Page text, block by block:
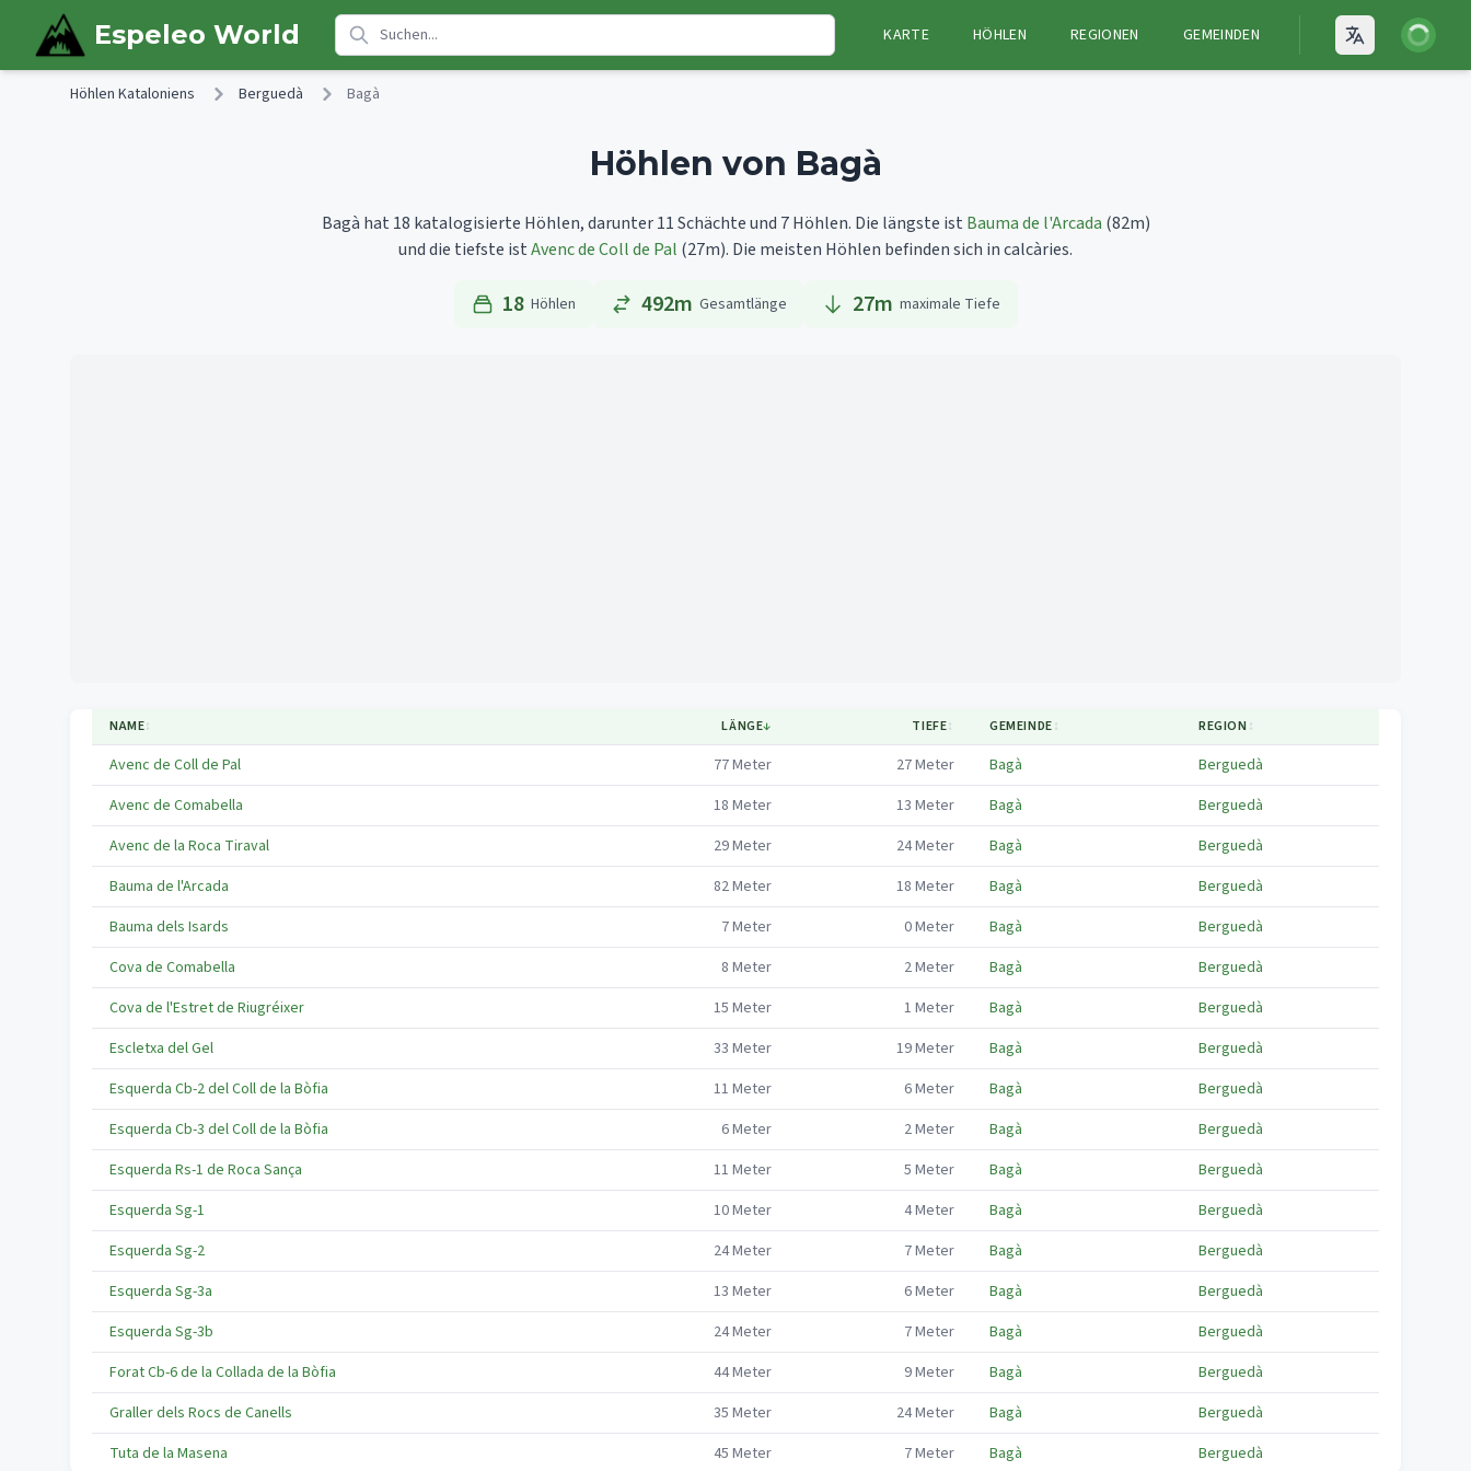
Skip to main content
Espeleo World KARTE HÖHLEN REGIONEN GEMEINDEN Open
Anmelden
Höhlen Kataloniens Berguedà Bagà
Höhlen von Bagà
Bagà hat 18 katalogisierte Höhlen, darunter 11 Schächte und 7 Höhlen. Die längste ist Bauma de l'Arcada (82m)
und die tiefste istAvenc de Coll de Pal (27m). Die meisten Höhlen befinden sich in calcàries.
18 Höhlen 492m Gesamtlänge 27m maximale Tiefe
NAME↕ LÄNGE↓ TIEFE↕ GEMEINDE↕ REGION ↕
Avenc de Coll de Pal 77Meter 27Meter Bagà
Berguedà
Avenc de Comabella
18 Meter 13 Meter Bagà
Berguedà
Avenc de la Roca Tiraval
29Meter 24Meter Bagà
Berguedà
Bauma de l'Arcada
82Meter 18 Meter Bagà
Berguedà
Bauma dels Isards
7Meter 0Meter Bagà
Berguedà
Cova de Comabella
8 Meter 2Meter Bagà
Berguedà
Cova de l'Estret de Riugréixer
15 Meter 1 Meter Bagà
Berguedà
Escletxa del Gel
33 Meter 19Meter Bagà
Berguedà
Esquerda Cb-2 del Coll de la Bòfia
11 Meter 6Meter Bagà
Berguedà
Esquerda Cb-3 del Coll de la Bòfia
6Meter 2Meter Bagà
Berguedà
Esquerda Rs-1 de Roca Sança
11 Meter 5 Meter Bagà
Berguedà
Esquerda Sg-1
10Meter 4Meter Bagà
Berguedà
Esquerda Sg-2
24Meter 7Meter Bagà
Berguedà
Esquerda Sg-3a
13 Meter 6Meter Bagà
Berguedà
Esquerda Sg-3b
24Meter 7Meter Bagà
Berguedà
Forat Cb-6 de la Collada de la Bòfia
44Meter 9Meter Bagà
Berguedà
Graller dels Rocs de Canells
35 Meter 24Meter Bagà
Berguedà
Tuta de la Masena
45 Meter 7Meter Bagà Berguedà